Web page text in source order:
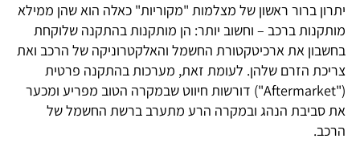
יתרון ברור ראשון של מצלמות "מקוריות" כאלה הוא שהן ממילא
מותקנות ברכב – וחשוב יותר: הן מותקנות בהתקנה שלוקחת
בחשבון את ארכיטקטורת החשמל והאלקטרוניקה של הרכב ואת
צריכת הזרם שלהן. לעומת זאת, מערכות בהתקנה פרטית
("Aftermarket") דורשות חיווט שבמקרה הטוב מפריע ומכער
את סביבת הנהג ובמקרה הרע מתערב ברשת החשמל של
הרכב.